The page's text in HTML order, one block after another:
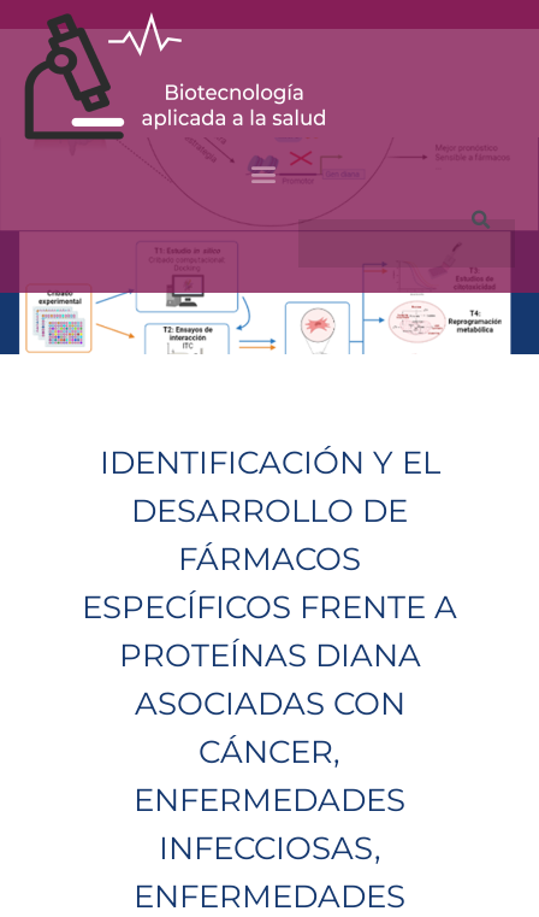
content
Search
IDENTIFICACIÓN Y EL
DESARROLLO DE
FÁRMACOS
ESPECÍFICOS FRENTE A
PROTEÍNAS DIANA
ASOCIADAS CON
CÁNCER,
ENFERMEDADES
INFECCIOSAS,
ENFERMEDADES